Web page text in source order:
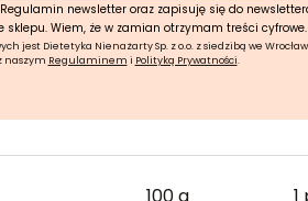
newsletter oraz zapisuję się do
Wiem, że w zamian otrzymam treści cyfrowe.
Dietetyka Nienażarty Sp. z o.o. z siedzibą we
naszym Regulaminem i Polityką Prywatności.